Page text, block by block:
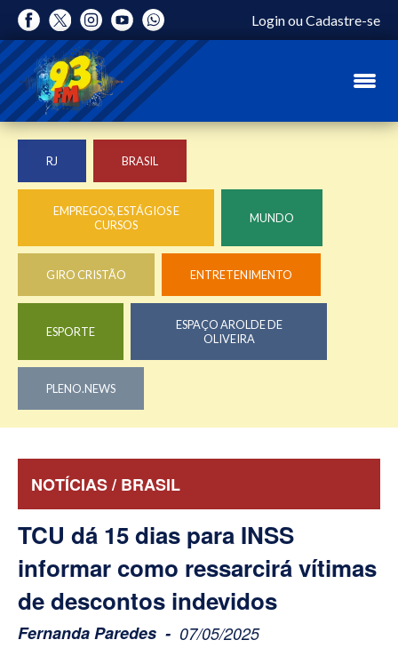
LoginouCadastre-se
RJ BRASIL
EMPREGOS, ESTÁGIOS E
CURSOS
MUNDO
GIRO CRISTÃO ENTRETENIMENTO
ESPORTE
ESPAÇO AROLDE DE
OLIVEIRA
PLENO.NEWS
NOTÍCIAS / BRASIL
TCU dá 15 dias para INSS
informar como ressarcirá vítimas
de descontos indevidos
Fernanda Paredes 07/05/2025